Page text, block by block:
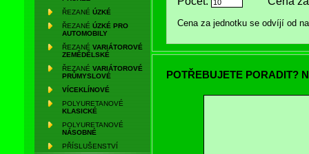
ŘEZANÉ ÚZKÉ
ŘEZANÉ ÚZKÉ PRO
AUTOMOBILY
ŘEZANÉ VARIÁTOROVÉ
ZEMĚDĚLSKÉ
ŘEZANÉ VARIÁTOROVÉ
PRŮMYSLOVÉ
VÍCEKLÍNOVÉ
POLYURETANOVÉ
KLASICKÉ
POLYURETANOVÉ
NÁSOBNÉ
PŘÍSLUŠENSTVÍ
Cena za jednotku se odvíjí od
POTŘEBUJETE PORADIT?